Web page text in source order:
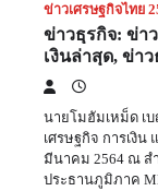
ข่าวเศรษฐกิจไทย
ข่าวธุรกิจ: ข่า
เงินล่าสุด, ข่า
นายโมฮัมเหม็ด เ
เศรษฐกิจ การเงิน
มีนาคม 2564 ณ ส
ประธานภูมิภาค